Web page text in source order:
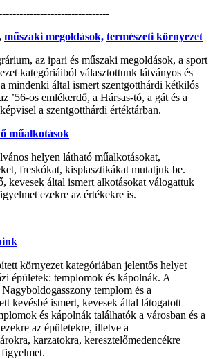
műszaki megoldások, természeti környezet
az ipari és műszaki megoldások, a sport
kategóriáiból választottunk látványos és
mindenki által ismert szentgotthárdi kétkilós
’56-os emlékerdő, a Hársas-tó, a gát és a
a szentgotthárdi értéktárban.
műalkotások
helyen látható műalkotásokat,
freskókat, kisplasztikákat mutatjuk be.
kevesek által ismert alkotásokat válogattuk
ezekre az értékekre is.
környezet kategóriában jelentős helyet
épületek: templomok és kápolnák. A
templom és a
kevésbé ismert, kevesek által látogatott
és kápolnák találhatók a városban és a
az épületekre, illetve a
karzatokra, keresztelőmedencékre